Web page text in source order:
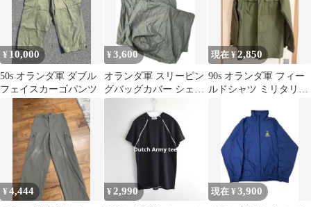
¥ 10,000
50s オランダ軍 ダブル
フェイスカーゴパンツ
¥3,600
オランダ軍 スリーピン
グバッグカバー シェラ
フカバー
現在 ¥2,850
90s オランダ軍 フィー
ルドシャツ ミリタリー
ンテージ
¥4,444 ¥2,990 現在 ¥ 3,900